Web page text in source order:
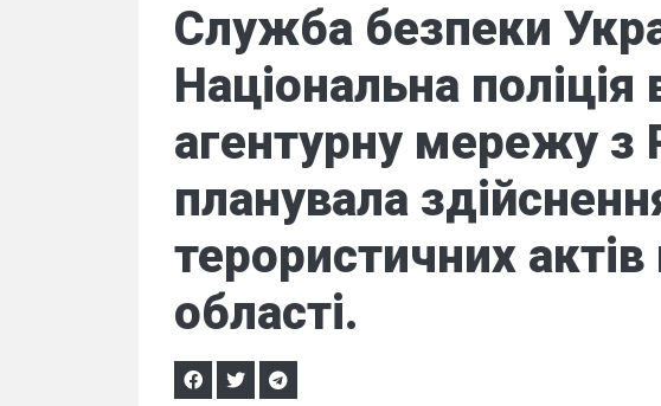
Служба безпеки
Національна поліція
агентурну мережу з
планувала
терористичних
області.